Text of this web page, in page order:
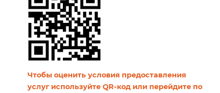
Чтобы оценить условия предоставления
услуг используйте QR-код или перейдите по